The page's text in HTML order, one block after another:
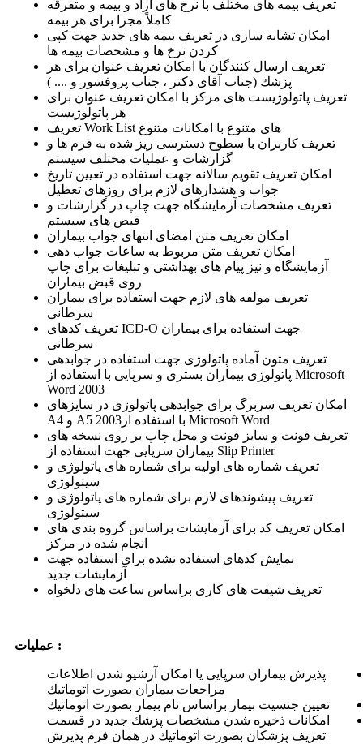
تعریف بیمه های مختلف با نرخ های آزاد و بیمه و متفرقه
كاملاً مجزا برای هر بیمه
امكان تشابه سازی در تعریف بیمه های جدید جهت كپی
كردن نرخ ها و مشخصات بیمه ها
تعریف ارسال كنندگان با امكان تعریف عنوان برای هر
پزشك (جناب آقای دكتر ، جناب پروفسور و .... )
تعریف پاتولوژیست های مركز با امكان تعریف عنوان برای
هر پاتولوژیست
تعریف Work List های متنوع با امكانات متنوع
تعریف كاربران با سطوح دسترسی ریز شده به فرم ها و
گزارشات و عملیات مختلف سیستم
امكان تعریف تقویم سالانه جهت استفاده در تعیین تاریخ
جواب و هشدارهای لازم برای روزهای تعطیل
تعریف مشخصات آزمایشگاه جهت چاپ در گزارشات و
قبض های سیستم
امكان تعریف متن امضای انتهای جواب بیماران
امكان تعریف متن مربوط به ساعات جواب دهی
آزمایشگاه و نیز پیام های بهداشتی و تبلیغات برای چاپ
روی قبض بیماران
تعریف مولفه های لازم جهت استفاده برای بیماران
سرطانی
تعریف كدهای ICD-O جهت استفاده برای بیماران
سرطانی
تعریف متون آماده پاتولوژی جهت استفاده در جوابدهی
پاتولوژی بیماران بستری و سرپایی با استفاده از Microsoft
Word 2003
امكان تعریف سربرگ برای جوابدهی پاتولوژی در سایزهای
A4 و A5 با استفاده از2003 Microsoft Word
تعریف فونت و سایز فونت و محل چاپ بر روی نسخه های
بیماران سرپایی جهت استفاده از Slip Printer
تعریف شماره های اولیه برای شماره های پاتولوژی و
سیتولوژی
تعریف پیشوندهای لازم برای شماره های پاتولوژی و
سیتولوژی
امكان تعریف كد برای آزمایشات براساس گروه بندی های
انجام شده در مركز
نمایش كدهای استفاده نشده برای استفاده جهت
آزمایشات جدید
تعریف شیفت های كاری براساس ساعت های دلخواه
عملیات :
پذیرش بیماران سرپایی یا امكان آرشیو شدن اطلاعات
مراجعات بیماران بصورت اتوماتیك
تعیین جنسیت بیمار براساس نام بیمار بصورت اتوماتیك
امكانات ذخیره شدن مشخصات پزشك جدید در قسمت
تعریف پزشكان بصورت اتوماتیك در همان فرم پذیرش